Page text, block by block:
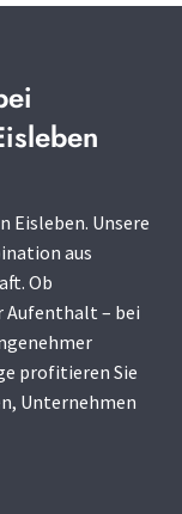
Unsere
aus
Ob
Aufenthalt – bei
profitieren Sie
Unternehmen